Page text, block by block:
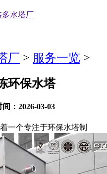
厂 > 服务一览 >
环保水塔
：2026-03-03
一个专注于环保水塔制